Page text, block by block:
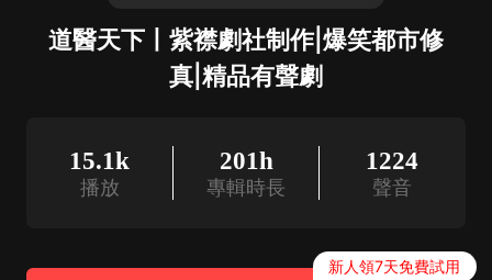
道醫天下丨紫襟劇社制作|爆笑都市修
真|精品有聲劇
15.1k
播放
201h
專輯時長
1224
聲音
新人領7天免費試用